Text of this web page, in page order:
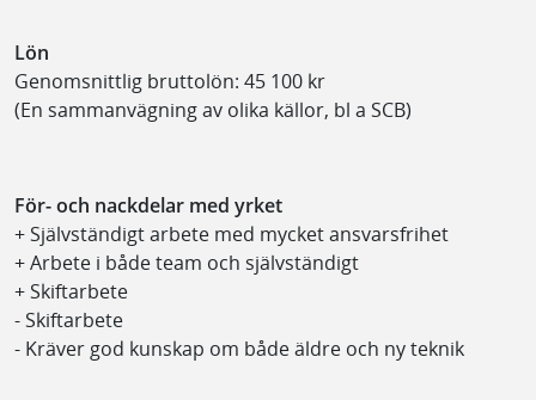
Lön
Genomsnittlig bruttolön: 45 100 kr
(En sammanvägning av olika källor, bl a SCB)
För- och nackdelar med yrket
+ Självständigt arbete med mycket ansvarsfrihet
+ Arbete i både team och självständigt
+ Skiftarbete
- Skiftarbete
- Kräver god kunskap om både äldre och ny teknik